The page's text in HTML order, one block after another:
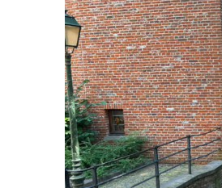
06 août 2026Consulter l'article
Mémorial Van
participera au
hauteur pour la